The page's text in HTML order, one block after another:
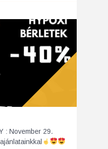
: November 29.